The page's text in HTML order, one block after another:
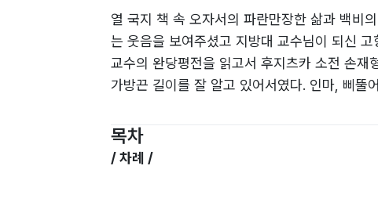
열 국지 책 속 오자서의 파란만장한 삶과 백비
는 웃음을 보여주셨고 지방대 교수님이 되신
교수의 완당평전을 읽고서 후지츠카 소전 손재
가방끈 길이를 잘 알고 있어서였다. 인마, 삐뚤
십수 년간 귀 가장자리에 짓눌려진 말들이었
지 안 곱든지 마음 다잡았다면 쇠말뚝부터 박
려드는 압박과 자괴감의 후유증은 잠 못 이루
목차
/ 차례 /